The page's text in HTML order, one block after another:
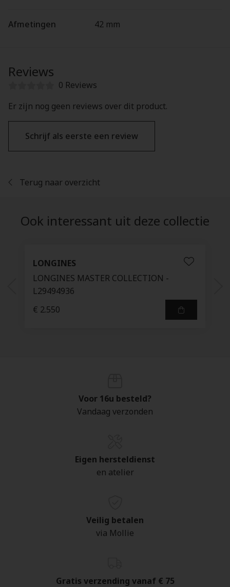
Afmetingen 42 mm
Reviews
0 Reviews
Er zijn nog geen reviews over dit product.
Schrijf als eerste een review
Terug naar overzicht
Ook interessant uit deze collectie
LONGINES
LONGINES MASTER COLLECTION -
L29494936
€ 2.550
Voor 16u besteld?
Vandaag verzonden
Eigen hersteldienst
en atelier
Veilig betalen
via Mollie
Gratis verzending vanaf € 75